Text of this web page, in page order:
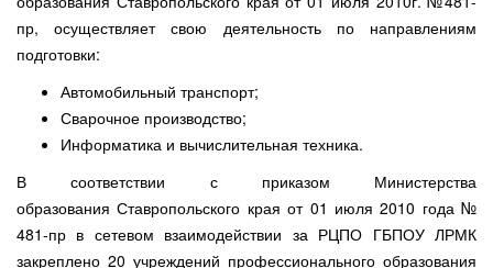
пр, осуществляет свою деятельность по направлениям
подготовки:
Автомобильный транспорт;
Сварочное производство;
Информатика и вычислительная техника.
В соответствии с приказом Министерства
образования Ставропольского края от 01 июля 2010 года №
481-пр в сетевом взаимодействии за РЦПО ГБПОУ ЛРМК
закреплено 20 учреждений профессионального образования